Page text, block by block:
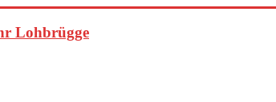
Lohbrügge